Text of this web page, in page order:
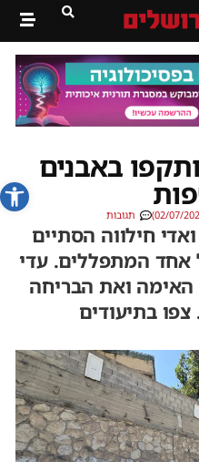
פתח
באבנים
תגובות
חילווה הסתיים
המתפללים. עדי
האימה ואת הבריחה
בתיעודים